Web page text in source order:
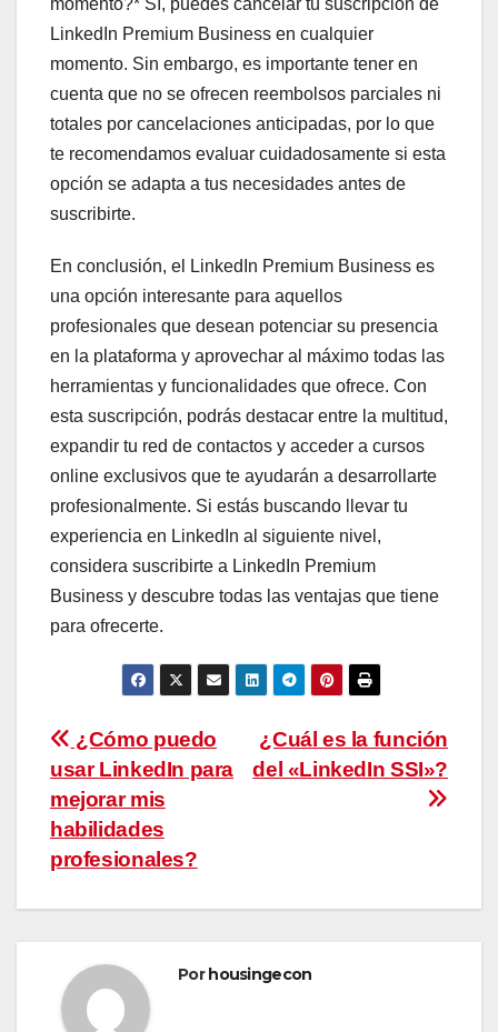
momento?* Sí, puedes cancelar tu suscripción de
LinkedIn Premium Business en cualquier
momento. Sin embargo, es importante tener en
cuenta que no se ofrecen reembolsos parciales ni
totales por cancelaciones anticipadas, por lo que
te recomendamos evaluar cuidadosamente si esta
opción se adapta a tus necesidades antes de
suscribirte.
En conclusión, el LinkedIn Premium Business es
una opción interesante para aquellos
profesionales que desean potenciar su presencia
en la plataforma y aprovechar al máximo todas las
herramientas y funcionalidades que ofrece. Con
esta suscripción, podrás destacar entre la multitud,
expandir tu red de contactos y acceder a cursos
online exclusivos que te ayudarán a desarrollarte
profesionalmente. Si estás buscando llevar tu
experiencia en LinkedIn al siguiente nivel,
considera suscribirte a LinkedIn Premium
Business y descubre todas las ventajas que tiene
para ofrecerte.
Navegación
de
entradas
¿Cuál es la función
del «LinkedIn SSI»?
¿Cómo puedo
usar LinkedIn para
mejorar mis
habilidades
profesionales?
Porhousingecon